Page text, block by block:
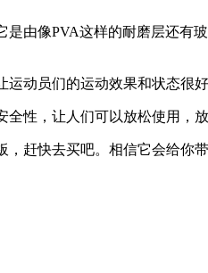
像PVA这样的耐磨层还有
员们的运动效果和状态很好
性，让人们可以放松使用，放
赶快去买吧。相信它会给你带